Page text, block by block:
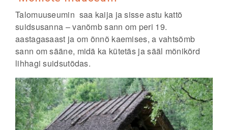
Talomuuseumin saa kaija ja sisse astu kattõ
suidsusanna – vanõmb sann om peri 19.
aastagasaast ja om õnnõ kaemises, a vahtsõmb
sann om sääne, midä ka kütetäs ja sääl mõnikõrd
lihhagi suidsutõdas.